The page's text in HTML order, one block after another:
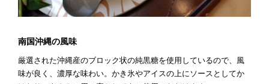
南国沖縄の風味
厳選された沖縄産のブロック状の純黒糖を使用しているので、風
味が良く、濃厚な味わい。かき氷やアイスの上にソースとしてか